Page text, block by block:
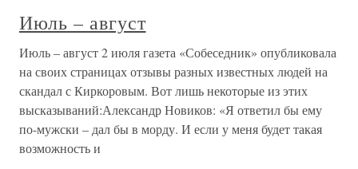
Июль – август
Июль – август 2 июля газета «Собеседник» опубликовала
на своих страницах отзывы разных известных людей на
скандал с Киркоровым. Вот лишь некоторые из этих
высказываний:Александр Новиков: «Я ответил бы ему
по-мужски – дал бы в морду. И если у меня будет такая
возможность и